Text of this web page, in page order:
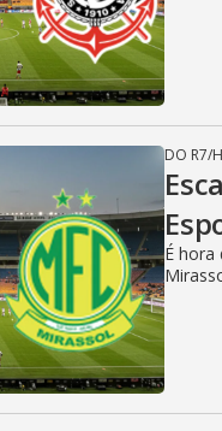
DO R7/
É hora